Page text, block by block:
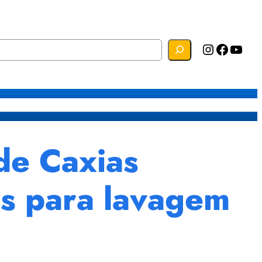
Instagram Facebook YouTube
Caxias
para lavagem